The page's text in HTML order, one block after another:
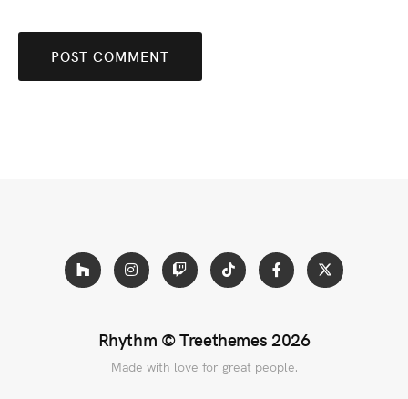
Rhythm ©Treethemes2026
Made with love for great people.